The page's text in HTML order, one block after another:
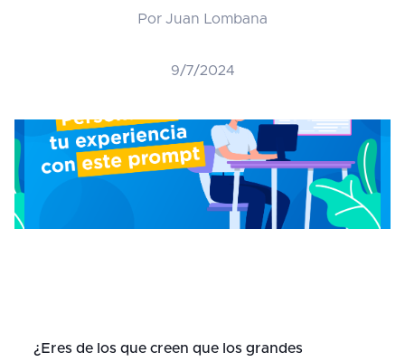
Por Juan Lombana
9/7/2024
¿Eres de los que creen que los grandes